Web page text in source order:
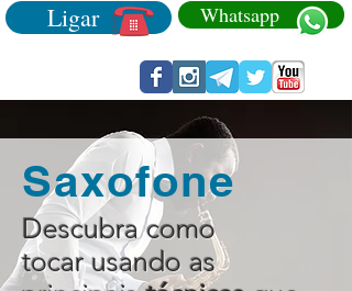
Ligar Whatsapp
Saxofone
Descubra como
tocar usando as